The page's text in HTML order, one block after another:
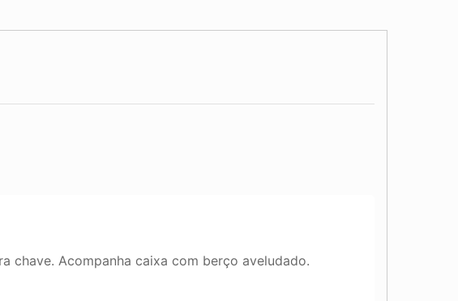
chave. Acompanha caixa com berço aveludado.